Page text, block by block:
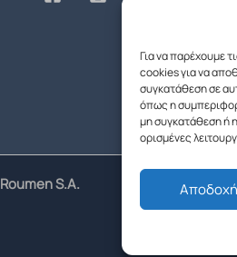
Για να παρέχουμε
cookies για να
συγκατάθεση σε
όπως η
μη συγκατάθεση ή
ορισμένες
Αποδοχή
Roumen S.A.